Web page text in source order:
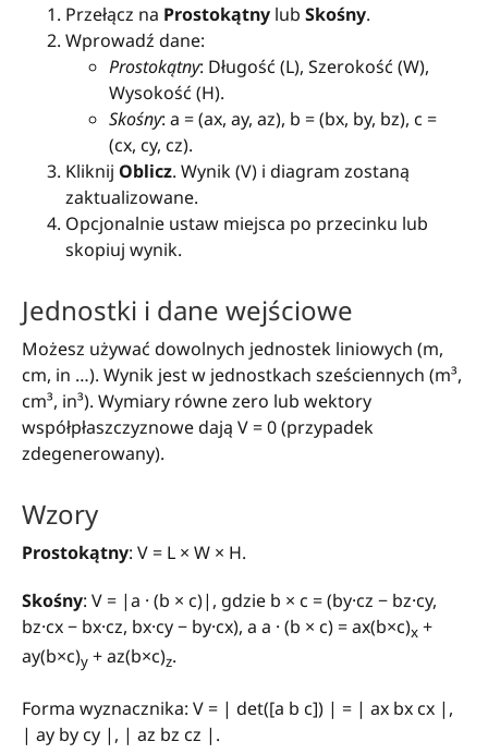
Przełącz na Prostokątny lub Skośny.
Wprowadź dane:
Prostokątny: Długość (L), Szerokość (W),
Wysokość (H).
Skośny: a = (ax, ay, az), b = (bx, by, bz), c =
(cx, cy, cz).
Kliknij Oblicz. Wynik (V) i diagram zostaną
zaktualizowane.
Opcjonalnie ustaw miejsca po przecinku lub
skopiuj wynik.
Jednostki i dane wejściowe
Możesz używać dowolnych jednostek liniowych (m,
cm, in …). Wynik jest w jednostkach sześciennych (m³,
cm³, in³). Wymiary równe zero lub wektory
współpłaszczyznowe dają V = 0 (przypadek
zdegenerowany).
Wzory
Prostokątny: V = L × W × H.
Skośny: V = |a · (b × c)|, gdzie b × c = (by·cz − bz·cy,
bz·cx − bx·cz, bx·cy − by·cx), a a · (b × c) = ax(b×c)x +
ay(b×c)y + az(b×c)z.
Forma wyznacznika: V = | det([a b c]) | = | ax bx cx |,
| ay by cy |, | az bz cz |.